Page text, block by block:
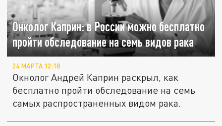
Онколог Каприн: в России можно бесплатно
пройти обследование на семь видов рака
24 МАРТА 12:18
Окнолог Андрей Каприн раскрыл, как
бесплатно пройти обследование на семь
самых распространенных видом рака.